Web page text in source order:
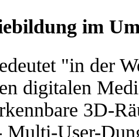
im
"in der
digitalen
3D-
User-